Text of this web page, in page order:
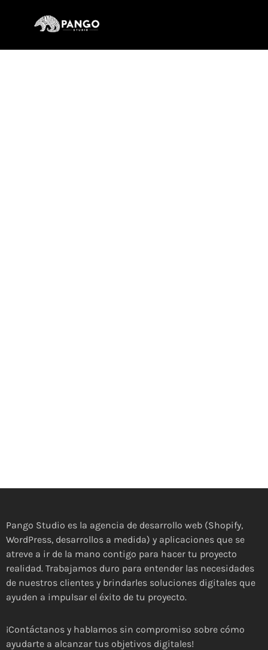
Pango Studio es la agencia de desarrollo web (Shopify,
WordPress, desarrollos a medida) y aplicaciones que se
atreve a ir de la mano contigo para hacer tu proyecto
realidad. Trabajamos duro para entender las necesidades
de nuestros clientes y brindarles soluciones digitales que
ayuden a impulsar el éxito de tu proyecto.
¡Contáctanos y hablamos sin compromiso sobre cómo
ayudarte a alcanzar tus objetivos digitales!